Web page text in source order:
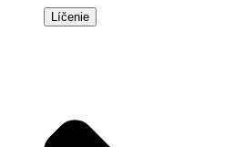
Líčenie